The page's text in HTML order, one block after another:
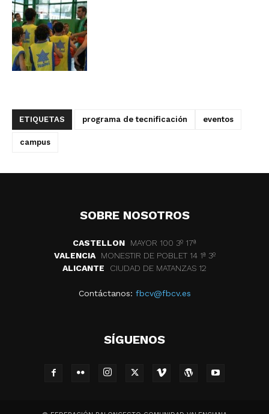
ETIQUETAS programa de tecnificación eventos
campus
SOBRE NOSOTROS
CASTELLON
MAYOR 100 3º 17ª
VALENCIA
MONESTIR DE POBLET 14 1ª 3º
ALICANTE
CIUDAD DE MATANZAS 12
Contáctanos: fbcv@fbcv.es
SÍGUENOS